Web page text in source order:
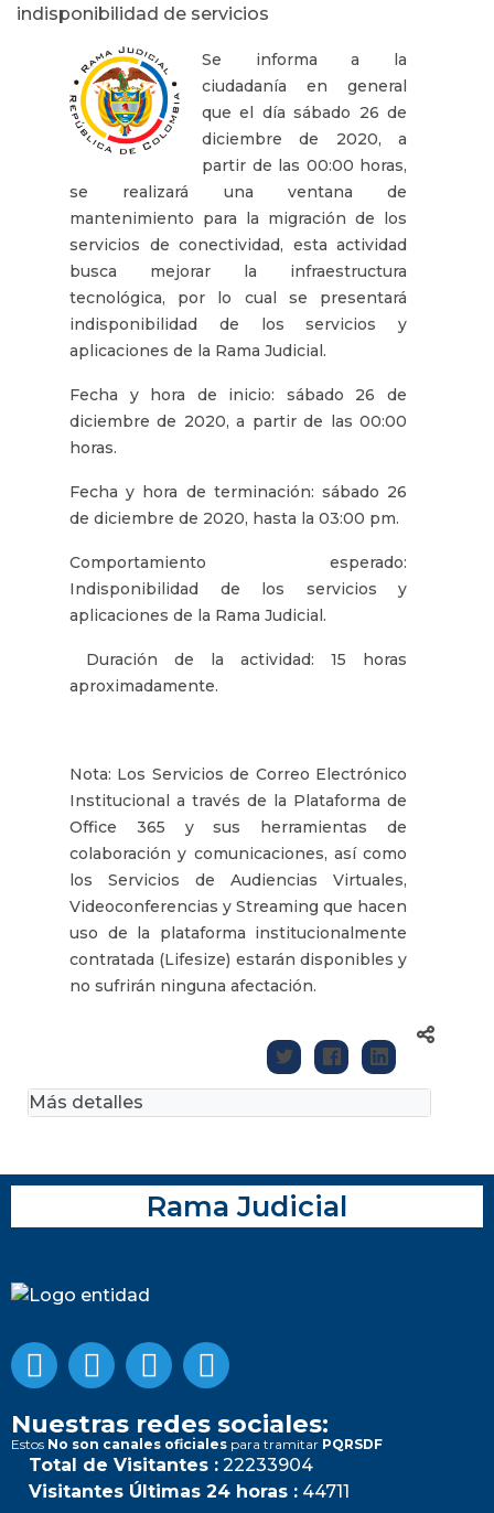
indisponibilidad de servicios
Se informa a la
ciudadanía en general
que el día sábado 26 de
diciembre de 2020, a
partir de las 00:00 horas,
se realizará una ventana de
mantenimiento para la migración de los
servicios de conectividad, esta actividad
busca mejorar la infraestructura
tecnológica, por lo cual se presentará
indisponibilidad de los servicios y
aplicaciones de la Rama Judicial.
Fecha y hora de inicio: sábado 26 de
diciembre de 2020, a partir de las 00:00
horas.
Fecha y hora de terminación: sábado 26
de diciembre de 2020, hasta la 03:00 pm.
Comportamiento esperado:
Indisponibilidad de los servicios y
aplicaciones de la Rama Judicial.
Duración de la actividad: ​15 horas
aproximadamente.
Nota: Los Servicios de Correo Electrónico
Institucional a través de la Plataforma de
Office 365 y sus herramientas de
colaboración y comunicaciones, así como
los Servicios de Audiencias Virtuales,
Videoconferencias y Streaming que hacen
uso de la plataforma institucionalmente
contratada (Lifesize) estarán disponibles y
no sufrirán ninguna afectación.
Más detalles
Rama Judicial
Nuestras redes sociales:
Estos No son canales oficiales para tramitar PQRSDF
Total de Visitantes : 22233904
Visitantes Últimas 24 horas : 44711